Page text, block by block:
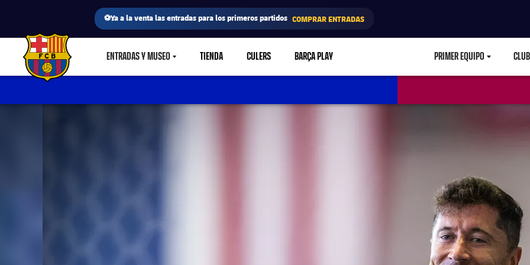
⚽Ya a la venta las entradas para los primeros partidos COMPRAR ENTRADAS
FC Barcelona club badge ENTRADAS Y MUSEOLABEL.SHARE.CARETDOWN
TIENDA CULERS BARÇA PLAY PRIMER EQUIPO CLUB